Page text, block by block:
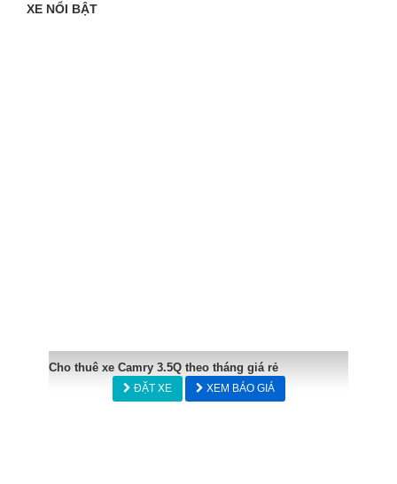
XE NỔI BẬT
Cho thuê xe Camry 3.5Q theo tháng giá rẻ
ĐẶT XE XEM BÁO GIÁ